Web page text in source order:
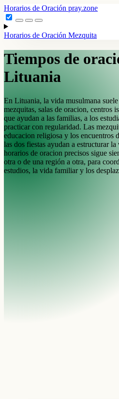
Horarios de Oración pray.zone
Horarios de Oración Mezquita
Tiempos de
Lituania
En Lituania, la vida musulmana
mezquitas, salas de oracion, centros
que ayudan a las familias, a los
practicar con regularidad. Las
educacion religiosa y los encuentros
las dos fiestas ayudan a estructurar
horarios de oracion precisos sigue
otra o de una región a otra, para
estudios, la vida familiar y los